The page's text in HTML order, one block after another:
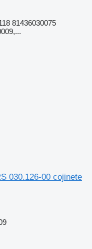
81436030075
030.126-00 cojinete